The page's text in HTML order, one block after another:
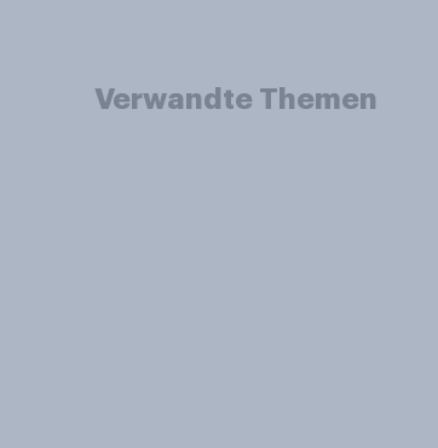
Verwandte Themen